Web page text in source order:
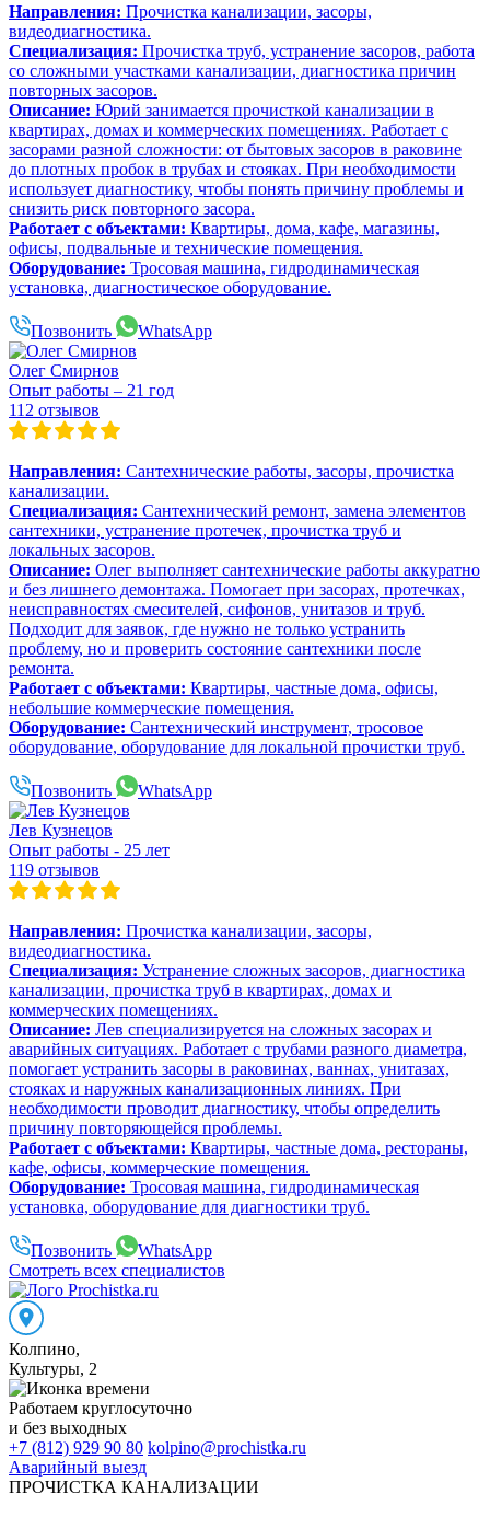
Направления: Прочистка канализации, засоры,
видеодиагностика.
Специализация: Прочистка труб, устранение засоров, работа
со сложными участками канализации, диагностика причин
повторных засоров.
Описание: Юрий занимается прочисткой канализации в
квартирах, домах и коммерческих помещениях. Работает с
засорами разной сложности: от бытовых засоров в раковине
до плотных пробок в трубах и стояках. При необходимости
использует диагностику, чтобы понять причину проблемы и
снизить риск повторного засора.
Работает с объектами: Квартиры, дома, кафе, магазины,
офисы, подвальные и технические помещения.
Оборудование: Тросовая машина, гидродинамическая
установка, диагностическое оборудование.
Позвонить WhatsApp
Олег Смирнов
Опыт работы – 21 год
112 отзывов
Направления: Сантехнические работы, засоры, прочистка
канализации.
Специализация: Сантехнический ремонт, замена элементов
сантехники, устранение протечек, прочистка труб и
локальных засоров.
Описание: Олег выполняет сантехнические работы аккуратно
и без лишнего демонтажа. Помогает при засорах, протечках,
неисправностях смесителей, сифонов, унитазов и труб.
Подходит для заявок, где нужно не только устранить
проблему, но и проверить состояние сантехники после
ремонта.
Работает с объектами: Квартиры, частные дома, офисы,
небольшие коммерческие помещения.
Оборудование: Сантехнический инструмент, тросовое
оборудование, оборудование для локальной прочистки труб.
Позвонить WhatsApp
Лев Кузнецов
Опыт работы - 25 лет
119 отзывов
Направления: Прочистка канализации, засоры,
видеодиагностика.
Специализация: Устранение сложных засоров, диагностика
канализации, прочистка труб в квартирах, домах и
коммерческих помещениях.
Описание: Лев специализируется на сложных засорах и
аварийных ситуациях. Работает с трубами разного диаметра,
помогает устранить засоры в раковинах, ваннах, унитазах,
стояках и наружных канализационных линиях. При
необходимости проводит диагностику, чтобы определить
причину повторяющейся проблемы.
Работает с объектами: Квартиры, частные дома, рестораны,
кафе, офисы, коммерческие помещения.
Оборудование: Тросовая машина, гидродинамическая
установка, оборудование для диагностики труб.
Позвонить
WhatsApp
Смотреть всех специалистов
Колпино,
Культуры, 2
Работаем круглосуточно
и без выходных
+7 (812) 929 90 80 kolpino@prochistka.ru
Аварийный выезд
ПРОЧИСТКА КАНАЛИЗАЦИИ